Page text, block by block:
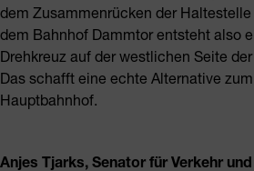
dem Zusammenrücken der
dem Bahnhof Dammtor entsteht also
Drehkreuz auf der westlichen Seite
Das schafft eine echte Alternative
Hauptbahnhof.
Anjes Tjarks, Senator für Verkehr